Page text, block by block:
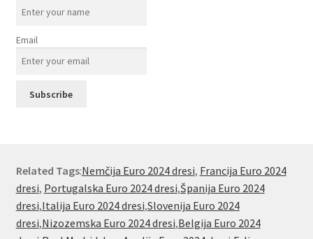
Email
Related Tags:Nemčija Euro 2024 dresi, Francija Euro 2024
dresi, Portugalska Euro 2024 dresi,Španija Euro 2024
dresi,Italija Euro 2024 dresi,Slovenija Euro 2024
dresi,Nizozemska Euro 2024 dresi,Belgija Euro 2024